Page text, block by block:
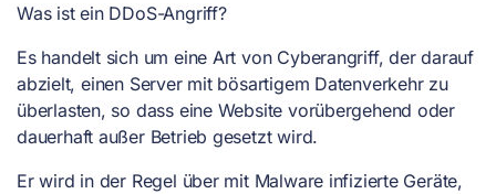
Was ist ein DDoS-Angriff?
Es handelt sich um eine Art von Cyberangriff, der darauf
abzielt, einen Server mit bösartigem Datenverkehr zu
überlasten, so dass eine Website vorübergehend oder
dauerhaft außer Betrieb gesetzt wird.
Er wird in der Regel über mit Malware infizierte Geräte,